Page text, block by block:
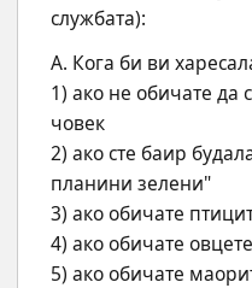
службата):
А. Кога би ви
1) ако не обичате да
човек
2) ако сте баир
планини зелени"
3) ако обичате
4) ако обичате
5) ако обичате